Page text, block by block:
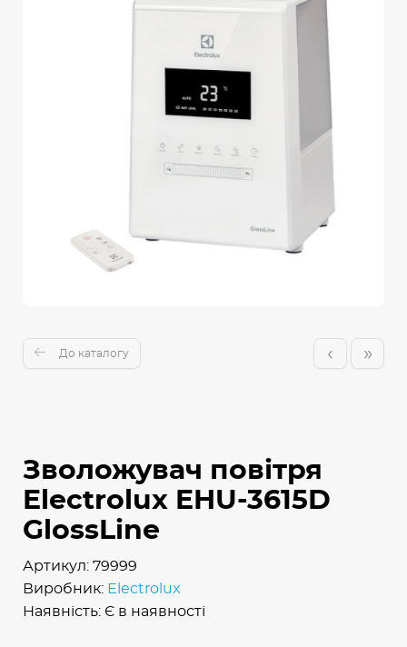
До каталогу ‹ »
Зволожувач повітря
Electrolux EHU-3615D
GlossLine
Артикул: 79999
Виробник: Electrolux
Наявність: Є в наявності